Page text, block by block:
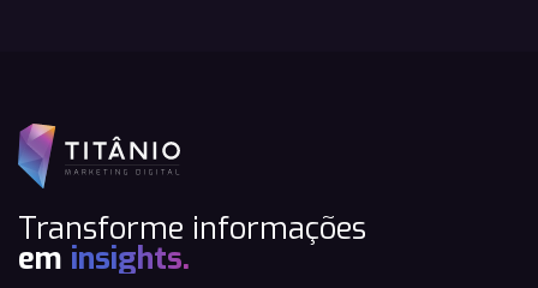
Transforme informações
em insights.